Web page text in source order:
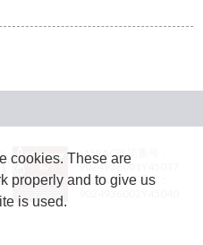
JASRAC許諾番号：
9024936001Y45037
JASRAC許諾番号：
cookies. These are
properly and to give us
is used.